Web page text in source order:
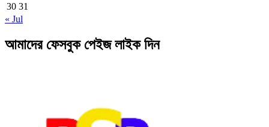
30 31
« Jul
আমাদের ফেসবুক পেইজ লাইক দিন